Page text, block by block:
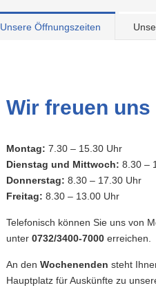
Unsere Öffnungszeiten
Wir freuen
Montag: 7.30 – 15.30 Uhr
Dienstag und Mittwoch: 8.30 –
Donnerstag: 8.30 – 17.30 Uhr
Freitag: 8.30 – 13.00 Uhr
Telefonisch können Sie uns von
unter 0732/3400-7000 erreichen.
An den Wochenenden steht
Hauptplatz für Auskünfte zu